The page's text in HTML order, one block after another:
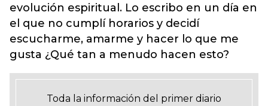
evolución espiritual. Lo escribo en un día en
el que no cumplí horarios y decidí
escucharme, amarme y hacer lo que me
gusta ¿Qué tan a menudo hacen esto?
Toda la información del primer diario